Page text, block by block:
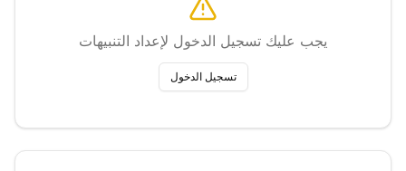
يجب عليك تسجيل الدخول لإعداد التنبيهات
تسجيل الدخول